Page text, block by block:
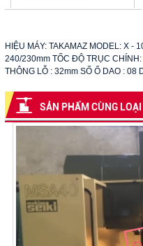
HIỆU MÁY: TAKAMAZ MODEL: X -
240/230mm TỐC ĐỘ TRỤC
THÔNG LỖ : 32mm SỐ Ổ DAO : 08
SẢN PHẨM CÙNG LOẠI